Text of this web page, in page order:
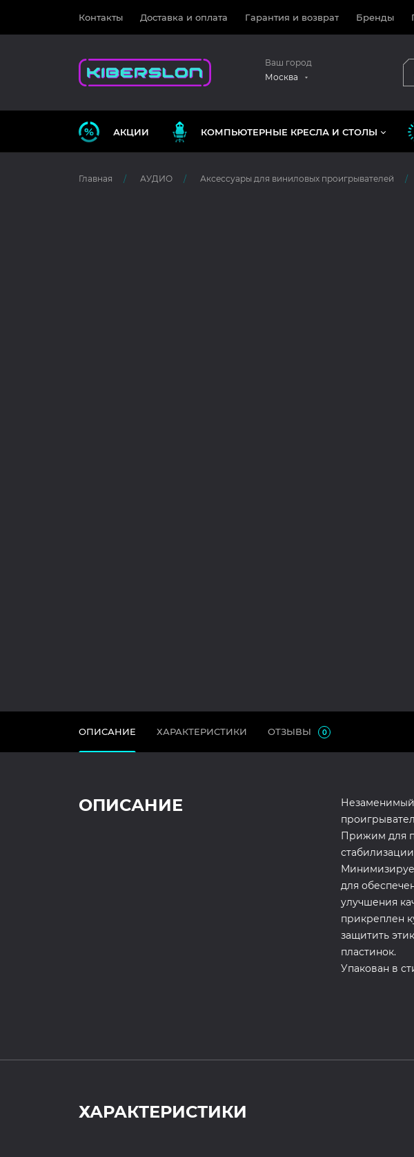
Контакты Доставка и оплата Гарантия и возврат Бренды
Ваш город
Москва
АКЦИИ КОМПЬЮТЕРНЫЕ КРЕСЛА И СТОЛЫ
Главная АУДИО Аксессуары для виниловых проигрывателей
ОПИСАНИЕ ХАРАКТЕРИСТИКИ ОТЗЫВЫ 0
ОПИСАНИЕ
Незаменимый
Прижим для
для
улучшения
прикреплен
защитить
пластинок.
Упакован в
ХАРАКТЕРИСТИКИ